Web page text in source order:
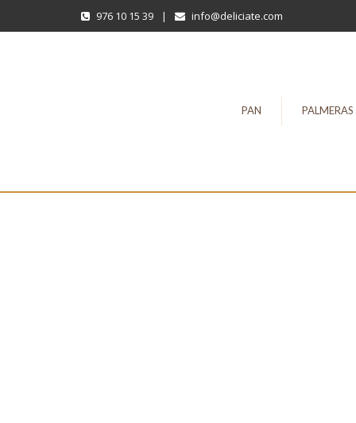
976 10 15 39 | info@deliciate.com
PAN PALMERAS